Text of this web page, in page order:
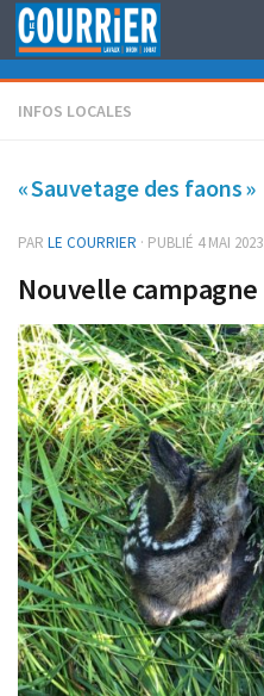
Au dessous du contenu
INFOS LOCALES
« Sauvetage des faons »
PAR LE COURRIER · PUBLIÉ 4 MAI 2023
Nouvelle campagne